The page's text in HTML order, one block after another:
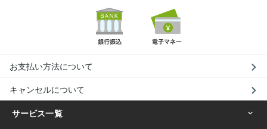
お支払い方法について
キャンセルについて